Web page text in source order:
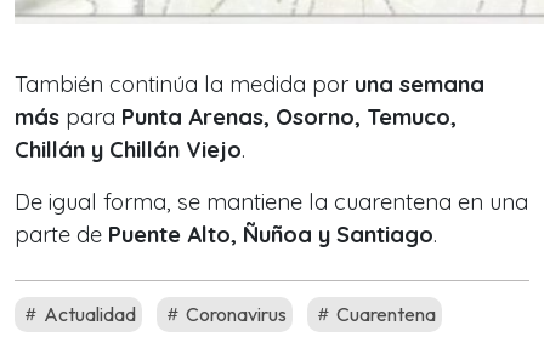
También continúa la medida por una semana
más para Punta Arenas, Osorno, Temuco,
Chillán y Chillán Viejo.
De igual forma, se mantiene la cuarentena en una
parte de Puente Alto, Ñuñoa y Santiago.
Actualidad Coronavirus Cuarentena